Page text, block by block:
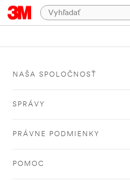
NAŠA SPOLOČNOSŤ
SPRÁVY
PRÁVNE PODMIENKY
POMOC